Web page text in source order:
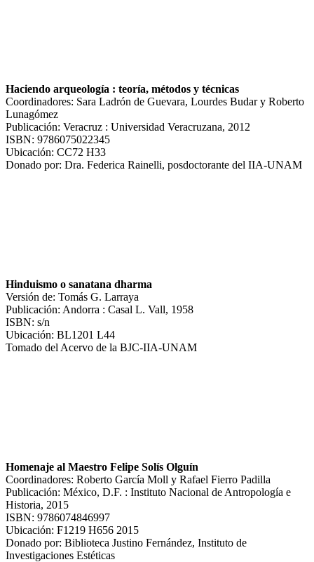
Haciendo arqueología : teoría, métodos y técnicas
Coordinadores: Sara Ladrón de Guevara, Lourdes Budar y Roberto
Lunagómez
Publicación: Veracruz : Universidad Veracruzana, 2012
ISBN: 9786075022345
Ubicación: CC72 H33
Donado por: Dra. Federica Rainelli, posdoctorante del IIA-UNAM
Hinduismo o sanatana dharma
Versión de: Tomás G. Larraya
Publicación: Andorra : Casal L. Vall, 1958
ISBN: s/n
Ubicación: BL1201 L44
Tomado del Acervo de la BJC-IIA-UNAM
Homenaje al Maestro Felipe Solís Olguín
Coordinadores: Roberto García Moll y Rafael Fierro Padilla
Publicación: México, D.F. : Instituto Nacional de Antropología e
Historia, 2015
ISBN: 9786074846997
Ubicación: F1219 H656 2015
Donado por: Biblioteca Justino Fernández, Instituto de
Investigaciones Estéticas